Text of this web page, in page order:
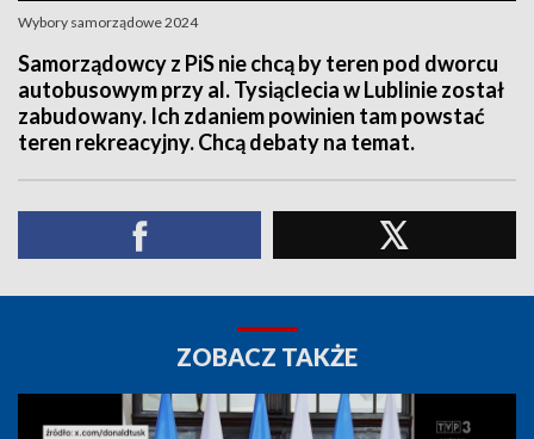
Wybory samorządowe 2024
Samorządowcy z PiS nie chcą by teren pod dworcu
autobusowym przy al. Tysiąclecia w Lublinie został
zabudowany. Ich zdaniem powinien tam powstać
teren rekreacyjny. Chcą debaty na temat.
ZOBACZ TAKŻE